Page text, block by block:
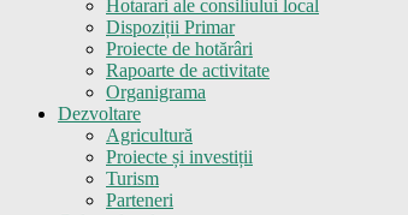
Hotarari ale consiliului local
Dispoziții Primar
Proiecte de hotărâri
Rapoarte de activitate
Organigrama
Dezvoltare
Agricultură
Proiecte și investiții
Turism
Parteneri